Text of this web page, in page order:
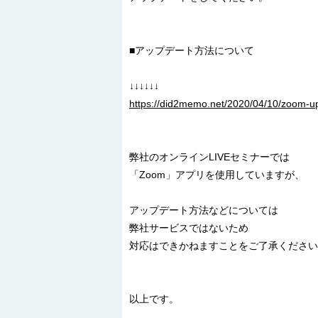
■アップデート方法について
↓↓↓↓↓↓
https://did2memo.net/2020/04/10/zoom-
弊社のオンラインLIVEセミナーでは
「Zoom」アプリを使用していますが、
アップデート方法などについては
弊社サービスではないため
対応はできかねますことをご了承ください
以上です。